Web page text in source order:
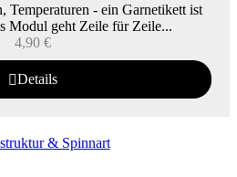
Temperaturen - ein Garnetikett ist
Modul geht Zeile für Zeile...
4,90 €
Details